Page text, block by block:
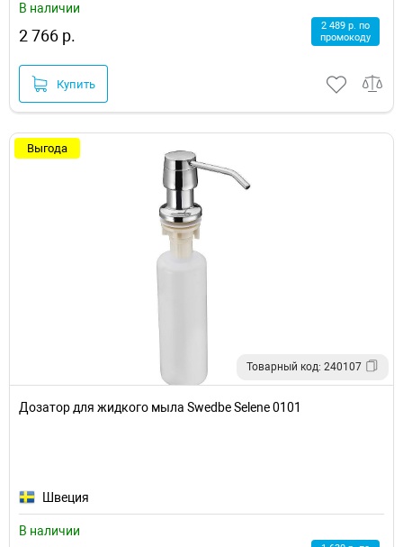
В наличии
2 766 р.
2 489 р. по
промокоду
Купить
Выгода
Товарный код: 240107
Дозатор для жидкого мыла Swedbe Selene 0101
Швеция
В наличии